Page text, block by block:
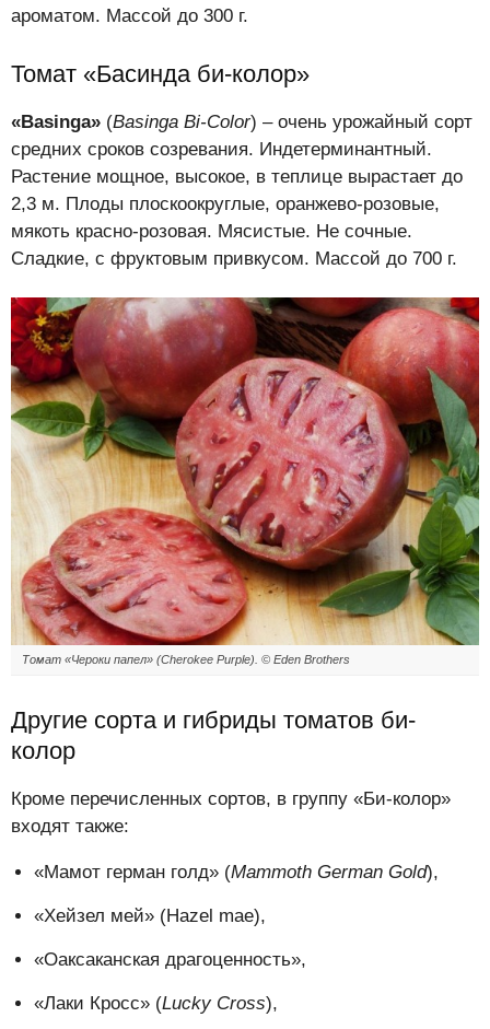
ароматом. Массой до 300 г.
Томат «Басинда би-колор»
«Basinga» (Basinga Bi-Color) – очень урожайный сорт
средних сроков созревания. Индетерминантный.
Растение мощное, высокое, в теплице вырастает до
2,3 м. Плоды плоскоокруглые, оранжево-розовые,
мякоть красно-розовая. Мясистые. Не сочные.
Сладкие, с фруктовым привкусом. Массой до 700 г.
Томат «Чероки папел» (Cherokee Purple). © Eden Brothers
Другие сорта и гибриды томатов би-
колор
Кроме перечисленных сортов, в группу «Би-колор»
входят также:
«Мамот герман голд» (Mammoth German Gold),
«Хейзел мей» (Hazel mae),
«Оаксаканская драгоценность»,
«Лаки Кросс» (Lucky Cross),